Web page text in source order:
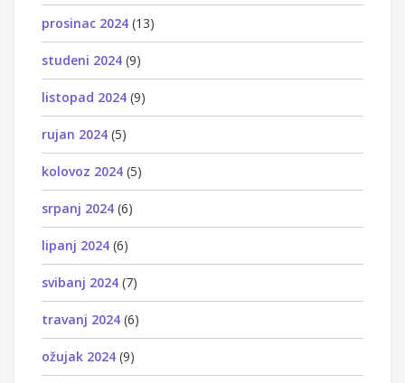
prosinac 2024 (13)
studeni 2024 (9)
listopad 2024 (9)
rujan 2024 (5)
kolovoz 2024 (5)
srpanj 2024 (6)
lipanj 2024 (6)
svibanj 2024 (7)
travanj 2024 (6)
ožujak 2024 (9)